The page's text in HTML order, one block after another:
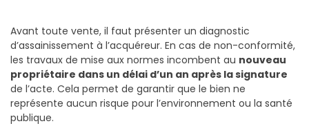
Avant toute vente, il faut présenter un diagnostic
d’assainissement à l’acquéreur. En cas de non-conformité,
les travaux de mise aux normes incombent au nouveau
propriétaire dans un délai d’un an après la signature
de l’acte. Cela permet de garantir que le bien ne
représente aucun risque pour l’environnement ou la santé
publique.